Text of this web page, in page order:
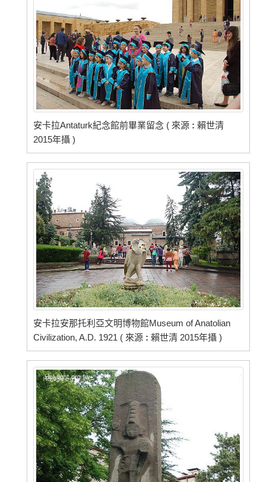
安卡拉Antaturk紀念館前畢業留念 ( 來源 : 賴世清
2015年攝 )
安卡拉安那托利亞文明博物館Museum of Anatolian
Civilization, A.D. 1921 ( 來源 : 賴世清 2015年攝 )